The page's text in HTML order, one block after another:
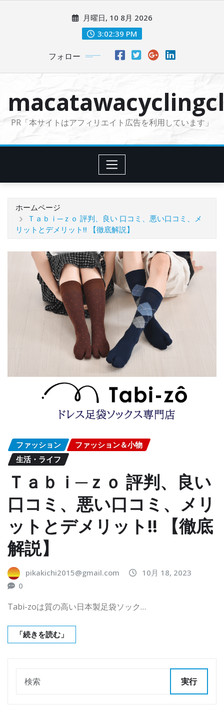
に
月曜日, 10 8月 2026
3:02:41 PM
フォロー
PR「本サイトはアフィリエイト広告を利用しています」
ホームページ
Ｔａｂｉ─ｚｏ 評判、良い 口コミ、悪い口コミ、メ
リットとデメリット!! 【徹底解説】
ファッション
ファッション＆小物
生活・ライフ
Ｔａｂｉ─ｚｏ 評判、良い
口コミ、悪い口コミ、メリ
ットとデメリット!! 【徹底
解説】
pikakichi2015@gmail.com
10月 18, 2023
0
Tabi-zoは質の高い日本製足袋ソック…
「続きを読む」
実行